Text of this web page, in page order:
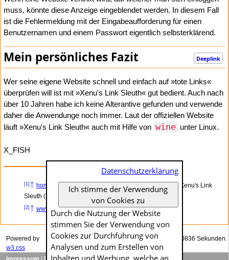
muss, könnte diese Anzeige eingeblendet werden. In diesem Fall
ist die Fehlermeldung mit der Eingabeaufforderung für einen
Benutzernamen und einem Passwort eigentlich selbsterklärend.
Deeplink
Mein persönliches Fazit
Wer seine eigene Website schnell und einfach auf »tote Links«
überprüfen will ist mit »Xenu's Link Sleuth« gut bedient. Auch nach
über 10 Jahren habe ich keine Alterantive gefunden und verwende
daher die Anwendunge noch immer. Laut der offiziellen Website
läuft »Xenu's Link Sleuth« auch mit Hilfe von wine unter Linux.
X_FISH
[1] ↑ home.snafu.de
– Find broken links on your site with Xenu's Link
Sleuth (TM)
[2] ↑ www.x-fish.org– Freeware: HTML
Das Generieren dieser Seite dauerte genau 0.00836 Sekunden.
Powered by
w3.css
Datenschutzerklärung
Ich stimme der Verwendung
von Cookies zu
Durch die Nutzung der Website
stimmen Sie der Verwendung von
Cookies zur Durch­führung von
Analysen und zum Erstellen von
Inhalten und Werbung, welche an